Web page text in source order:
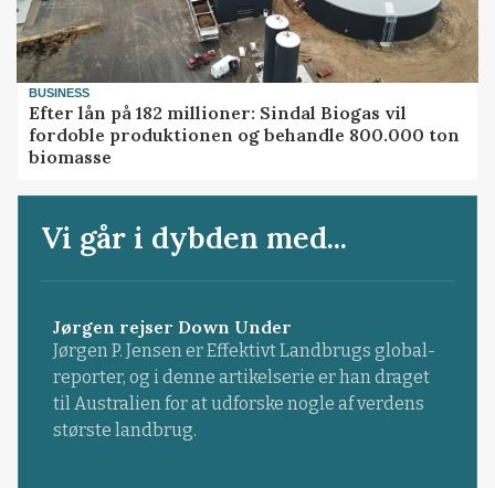
BUSINESS
Efter lån på 182 millioner: Sindal Biogas vil
fordoble produktionen og behandle 800.000 ton
biomasse
Vi går i dybden med...
Jørgen rejser Down Under
Jørgen P. Jensen er Effektivt Landbrugs global-
reporter, og i denne artikelserie er han draget
til Australien for at udforske nogle af verdens
største landbrug.